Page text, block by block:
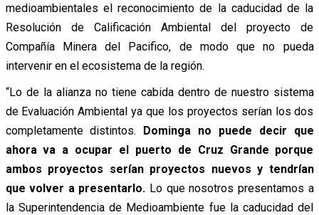
medioambientales el reconocimiento de la caducidad de la
Resolución de Calificación Ambiental del proyecto de
Compañía Minera del Pacifico, de modo que no pueda
intervenir en el ecosistema de la región.
“Lo de la alianza no tiene cabida dentro de nuestro sistema
de Evaluación Ambiental ya que los proyectos serían los dos
completamente distintos. Dominga no puede decir que
ahora va a ocupar el puerto de Cruz Grande porque
ambos proyectos serían proyectos nuevos y tendrían
que volver a presentarlo. Lo que nosotros presentamos a
la Superintendencia de Medioambiente fue la caducidad del